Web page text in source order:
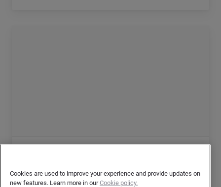
Von Michaela Vogl 16. Jan 2025
Cookies are used to improve your experience and provide updates on
new features. Learn more in ourCookie policy.